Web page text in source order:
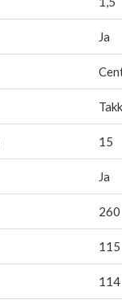
Ja
15
Ja
260
115
114